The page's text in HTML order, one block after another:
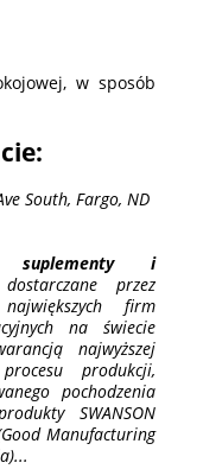
w sposób
South, Fargo, ND
suplementy i
przez
firm
na świecie
najwyższej
produkcji,
pochodzenia
SWANSON
Manufacturing